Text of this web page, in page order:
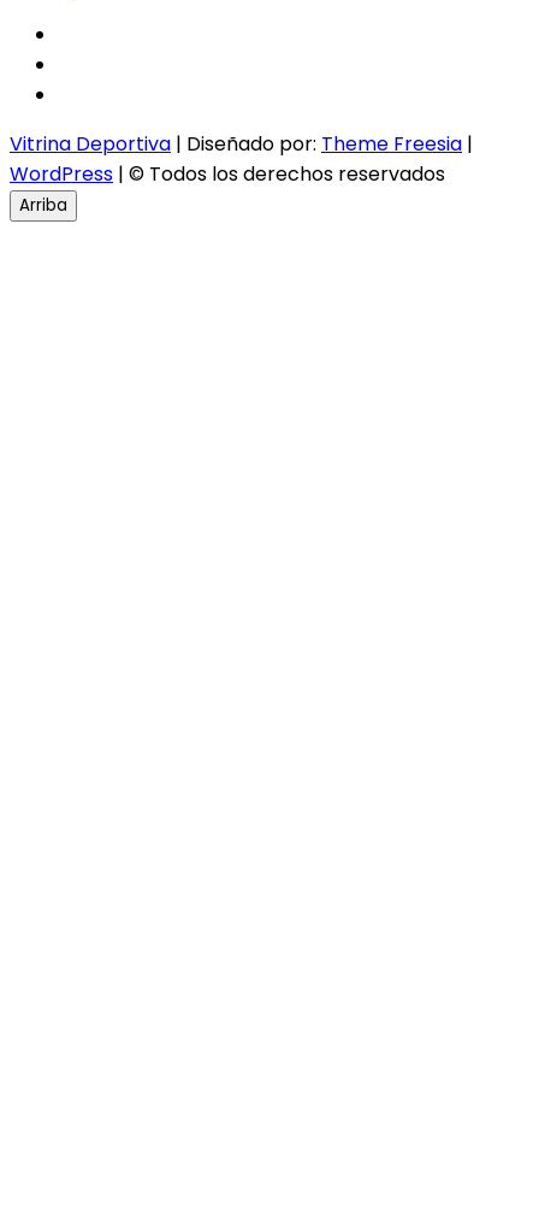
Vitrina Deportiva | Diseñado por: Theme Freesia |
WordPress | © Todos los derechos reservados
Arriba